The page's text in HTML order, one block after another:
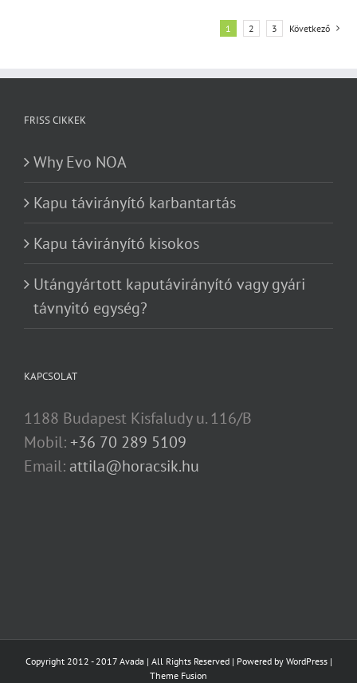
1 2 3 Következő
FRISS CIKKEK
Why Evo NOA
Kapu távirányító karbantartás
Kapu távirányító kisokos
Utángyártott kaputávirányító vagy gyári
távnyitó egység?
KAPCSOLAT
1188 Budapest Kisfaludy u. 116/B
Mobil:+36 70 289 5109
Email: attila@horacsik.hu
Copyright 2012 - 2017 Avada | All Rights Reserved | Powered by WordPress|
Theme Fusion